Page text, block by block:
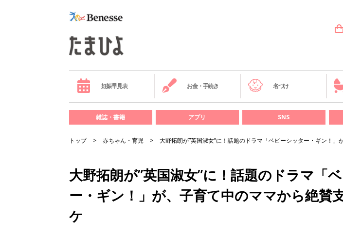
妊娠早見表 お金・手続き 名づけ
雑誌・書籍 アプリ SNS
トップ 赤ちゃん・育児 大野拓朗が”英国淑女”に！話題のドラマ「ベビーシッター・ギン！
大野拓朗が”英国淑女”に！話題のドラマ「
ー・ギン！」が、子育て中のママから絶賛
ケ